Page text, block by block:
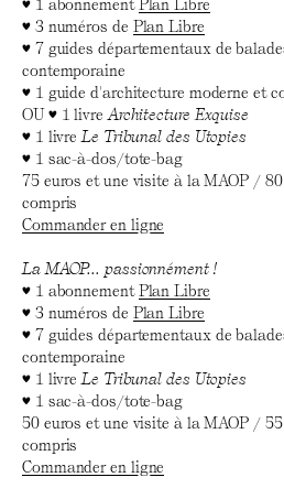
♥ 3 numéros de Plan Libre
♥ 7 guides départementaux de
contemporaine
♥ 1 guide d'architecture moderne et
OU ♥ 1 livre Architecture Exquise
♥ 1 livre Le Tribunal des Utopies
♥ 1 sac-à-dos/tote-bag
75 euros et une visite à la MAOP /
compris
Commander en ligne
La MAOP... passionnément !
♥ 1 abonnementPlan Libre
♥ 3 numéros de Plan Libre
♥ 7 guides départementaux de
contemporaine
♥ 1 livreLe Tribunal des Utopies
♥ 1 sac-à-dos/tote-bag
50 euros et une visite à la MAOP /
compris
Commander en ligne